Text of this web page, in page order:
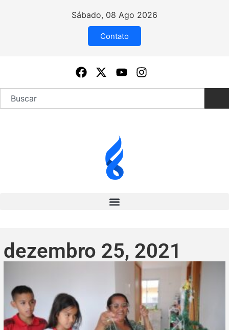
Sábado, 08 Ago 2026
Contato
dezembro 25, 2021